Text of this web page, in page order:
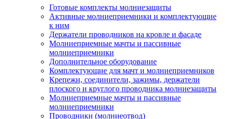
Готовые комплекты молниезащиты
Активные молниеприемники и комплектующие
к ним
Держатели проводников на кровле и фасаде
Молниеприемные мачты и пассивные
молниеприемники
Дополнительное оборудование
Комплектующие для мачт и молниеприемников
Крепежи, соединители, зажимы, держатели
плоского и круглого проводника молниезащиты
Молниеприемные мачты и пассивные
молниеприемники
Проводники (молниеотвод)